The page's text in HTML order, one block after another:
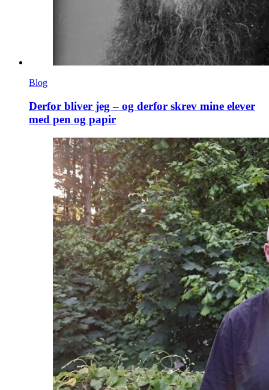
Blog
Derfor bliver jeg – og derfor skrev mine elever
med pen og papir